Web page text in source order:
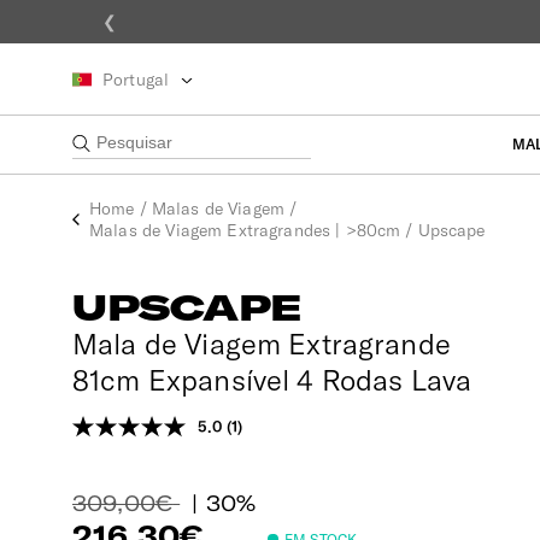
❮
Portugal
Home / Malas de Viagem /
Malas de Viagem Extragrandes | >80cm / Upscape
UPSCAPE
Mala de Viagem Extragrande
81cm Expansível 4 Rodas Lava
5.0 Leu
Link
para
(1)
309,00€ | 30%